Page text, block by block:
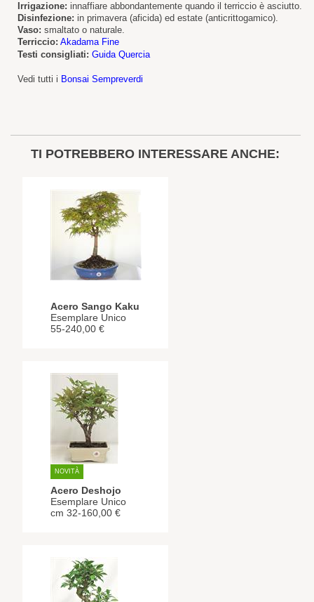
Irrigazione: innaffiare abbondantemente quando il terriccio è asciutto.
Disinfezione: in primavera (aficida) ed estate (anticrittogamico).
Vaso: smaltato o naturale.
Terriccio: Akadama Fine
Testi consigliati: Guida Quercia
Vedi tutti i Bonsai Sempreverdi
TI POTREBBERO INTERESSARE ANCHE:
Acero Sango Kaku
Esemplare Unico
55-240,00 €
NOVITÀ
Acero Deshojo
Esemplare Unico
cm 32-160,00 €